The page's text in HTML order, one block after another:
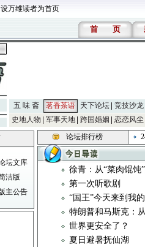
设万维读者为首页
首 页
五 味 斋 茗香茶语 天下论坛 竞技沙龙
史地人物
军事天地 跨国婚姻 恋恋风尘
坛文库
洁版
主公告
论坛排行榜
徐青：从“菜肉馄饨
第一次听歌剧
“国王”今天来到我
特朗普和马斯克：
世界更安全了？
夏日避暑抚仙湖